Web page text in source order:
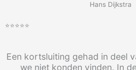
Hans Dijkstra
⭐⭐⭐⭐⭐
Een kortsluiting gehad in deel
we niet konden vinden. In